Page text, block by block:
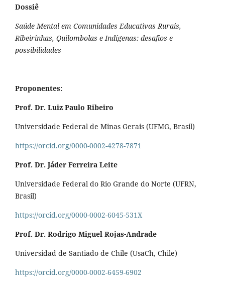
Dossiê
Saúde Mental em Comunidades Educativas Rurais,
Ribeirinhas, Quilombolas e Indígenas: desafios e
possibilidades
Proponentes:
Prof. Dr. Luiz Paulo Ribeiro
Universidade Federal de Minas Gerais (UFMG, Brasil)
https://orcid.org/0000-0002-4278-7871
Prof. Dr. Jáder Ferreira Leite
Universidade Federal do Rio Grande do Norte (UFRN,
Brasil)
https://orcid.org/0000-0002-6045-531X
Prof. Dr. Rodrigo Miguel Rojas-Andrade
Universidad de Santiado de Chile (UsaCh, Chile)
https://orcid.org/0000-0002-6459-6902